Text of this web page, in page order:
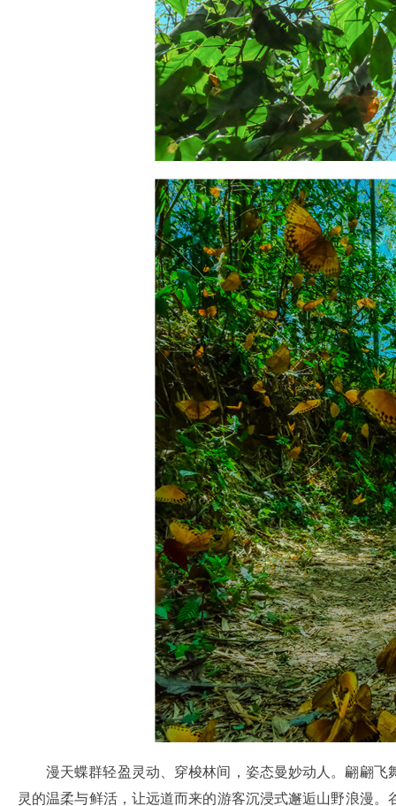
漫天蝶群轻盈灵动、穿梭林间，姿态曼妙动人。翩翩
灵的温柔与鲜活，让远道而来的游客沉浸式邂逅山野浪漫